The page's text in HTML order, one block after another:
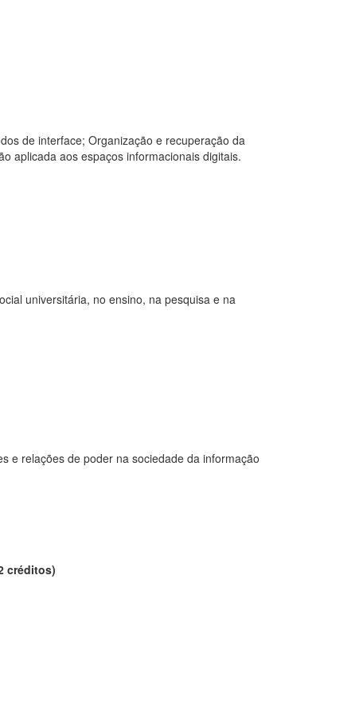
de interface; Organização e recuperação da
aplicada aos espaços informacionais digitais.
universitária, no ensino, na pesquisa e na
e relações de poder na sociedade da informação
créditos)